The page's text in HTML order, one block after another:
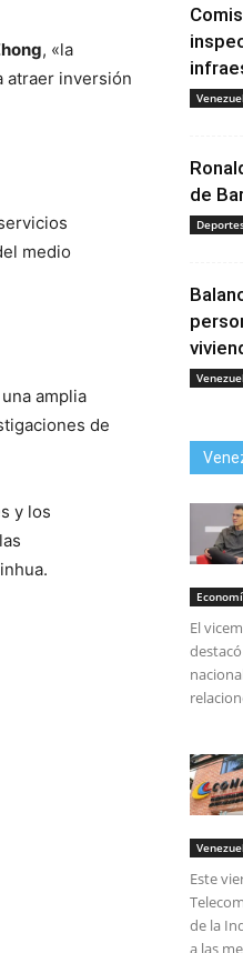
, «la
atraer inversión
medio
amplia
de
y los
de
El
Este
de la
a las